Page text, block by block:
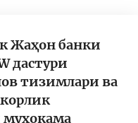
Жаҳон банки
дастури
тизимлари ва
муҳокама